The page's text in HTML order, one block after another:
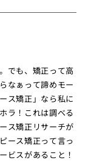
でも、矯正って高
なぁって諦めモー
ス矯正」なら私に
ラ！これは調べる
ス矯正リサーチが
ース矯正って言っ
ビスがあること！